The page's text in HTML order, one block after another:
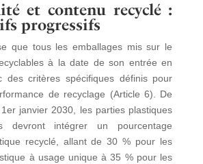
et contenu recyclé :
progressifs
que tous les emballages mis sur le
à la date de son entrée en
des critères spécifiques définis pour
de recyclage (Article 6). De
janvier 2030, les parties plastiques
devront intégrer un pourcentage
recyclé, allant de 30 % pour les
à usage unique à 35 % pour les